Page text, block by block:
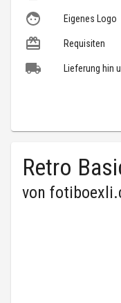
Eigenes Logo
Requisiten
Lieferung hin
Retro
von